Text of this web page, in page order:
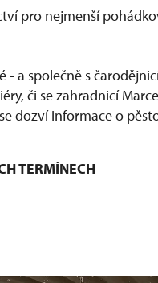
pro nejmenší
- a společně s
či se zahradnicí
dozví informace o
TERMÍNECH